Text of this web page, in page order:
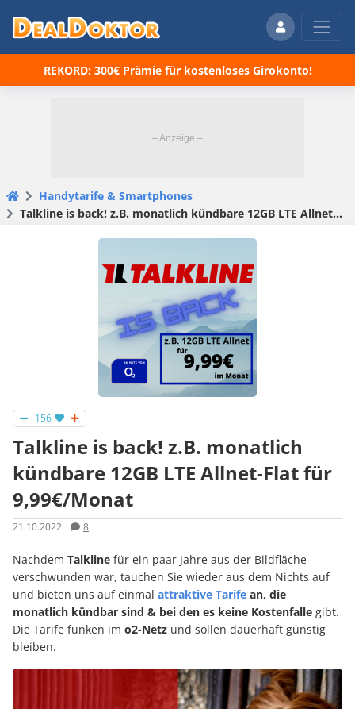
REKORD: 300€ Prämie für kostenloses Girokonto!
Handytarife & Smartphones
Talkline is back! z.B. monatlich kündbare 12GB LTE Allnet-Flat für 9,99€/Monat
156
Talkline is back! z.B. monatlich
kündbare 12GB LTE Allnet-Flat für
9,99€/Monat
21.10.2022 8
Nachdem Talkline für ein paar Jahre aus der Bildfläche
verschwunden war, tauchen Sie wieder aus dem Nichts auf
und bieten uns auf einmal attraktive Tarife an, die
monatlich kündbar sind & bei den es keine Kostenfalle gibt.
Die Tarife funken im o2-Netz und sollen dauerhaft günstig
bleiben.